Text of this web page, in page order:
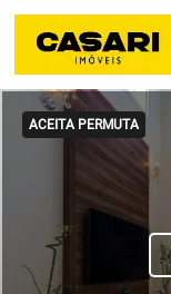
ACEITA PERMUTA